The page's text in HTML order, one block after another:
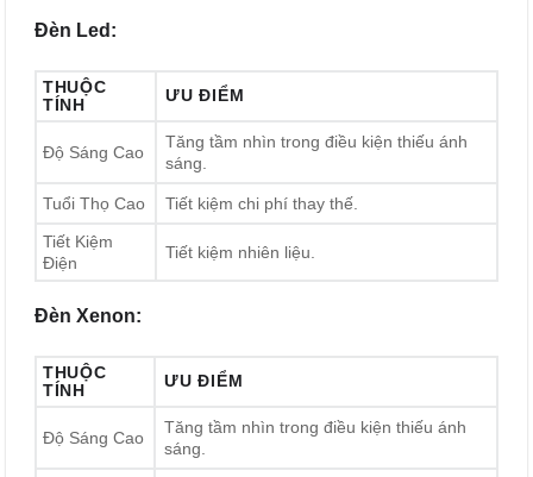
Đèn Led:
THUỘC
TÍNH
ƯU ĐIỂM
Độ Sáng Cao
Tăng tầm nhìn trong điều kiện thiếu ánh
sáng.
Tuổi Thọ Cao
Tiết kiệm chi phí thay thế.
Tiết Kiệm
Điện
Tiết kiệm nhiên liệu.
Đèn Xenon:
THUỘC
TÍNH
ƯU ĐIỂM
Độ Sáng Cao
Tăng tầm nhìn trong điều kiện thiếu ánh
sáng.